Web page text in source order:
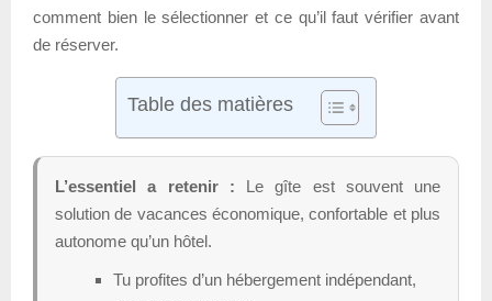
comment bien le sélectionner et ce qu’il faut vérifier avant
de réserver.
Table des matières
L’essentiel a retenir : Le gîte est souvent une
solution de vacances économique, confortable et plus
autonome qu’un hôtel.
Tu profites d’un hébergement indépendant,